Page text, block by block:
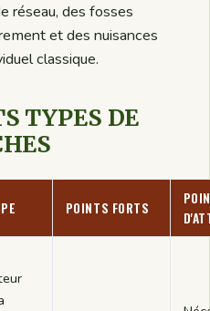
réseau, des fosses
et des nuisances
classique.
TYPES DE
POINTS FORTS